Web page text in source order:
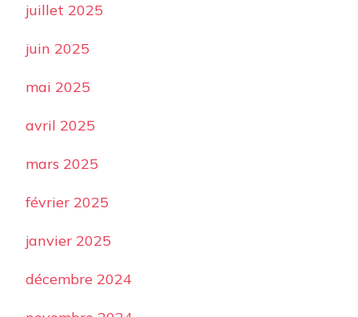
juillet 2025
juin 2025
mai 2025
avril 2025
mars 2025
février 2025
janvier 2025
décembre 2024